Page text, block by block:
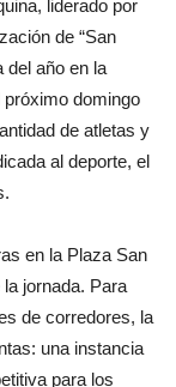
liderado por
de “San
del año en la
próximo domingo
de atletas y
al deporte, el
en la Plaza San
jornada. Para
de corredores, la
una instancia
para los